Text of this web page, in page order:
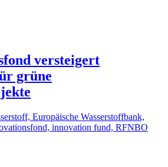
versteigert
grüne
Europäische Wasserstoffbank,
innovation fund, RFNBO